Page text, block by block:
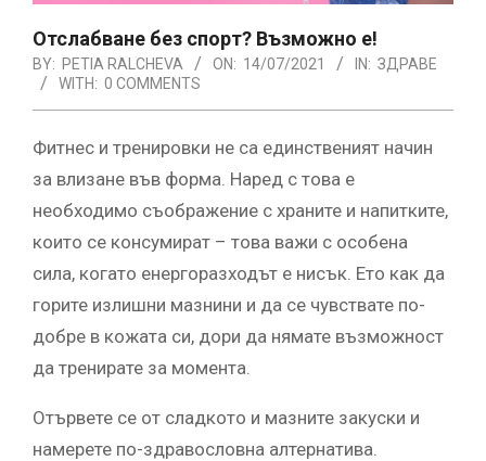
Отслабване без спорт? Възможно е!
BY: PETIA RALCHEVA ON: 14/07/2021 IN: ЗДРАВЕ
WITH: 0 COMMENTS
Фитнес и тренировки не са единственият начин
за влизане във форма. Наред с това е
необходимо съображение с храните и напитките,
които се консумират – това важи с особена
сила, когато енергоразходът е нисък. Ето как да
горите излишни мазнини и да се чувствате по-
добре в кожата си, дори да нямате възможност
да тренирате за момента.
Отървете се от сладкото и мазните закуски и
намерете по-здравословна алтернатива.